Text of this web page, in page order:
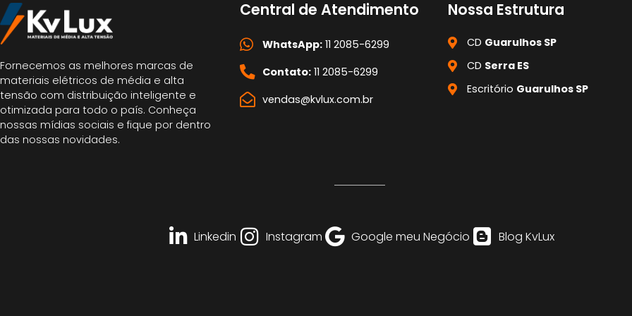
Fornecemos as melhores marcas de
materiais elétricos de média e alta
tensão com distribuição inteligente e
otimizada para todo o país. Conheça
nossas mídias sociais e fique por dentro
das nossas novidades.
Central de Atendimento
WhatsApp:11 2085-6299
Contato:11 2085-6299
vendas@kvlux.com.br
Nossa Estrutura
CD Guarulhos SP
CD Serra ES
Escritório Guarulhos SP
Linkedin Instagram Google meu Negócio Blog KvLux